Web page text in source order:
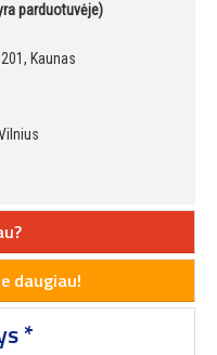
parduotuvėje)
Kaunas
daugiau!
*